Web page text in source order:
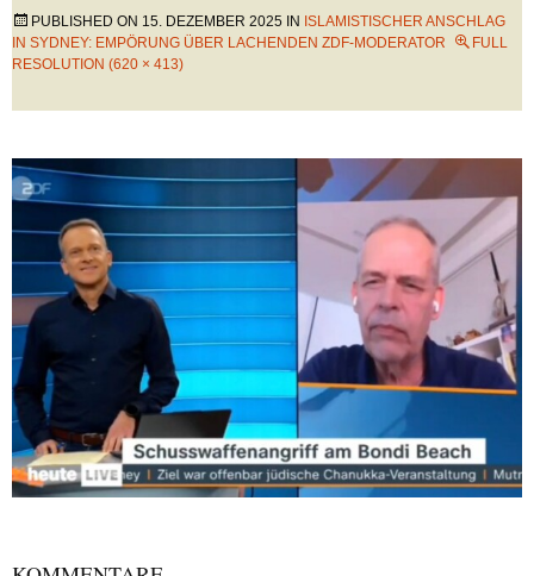
PUBLISHED ON 15. DEZEMBER 2025 IN ISLAMISTISCHER ANSCHLAG
IN SYDNEY: EMPÖRUNG ÜBER LACHENDEN ZDF-MODERATOR
FULL
RESOLUTION (620 × 413)